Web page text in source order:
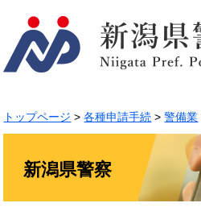
の
先
す。
ー
を
し
トップページ >各種申請手続 >警備業
新潟県警察